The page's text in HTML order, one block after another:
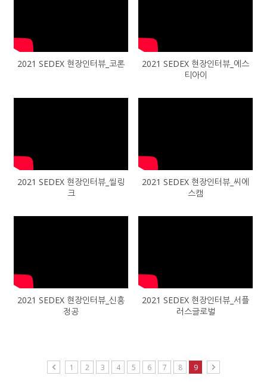
2021 SEDEX 현장인터뷰_코론
2021 SEDEX 현장인터뷰_에스
티아이
2021 SEDEX 현장인터뷰_씰링
크
2021 SEDEX 현장인터뷰_씨에
스캠
2021 SEDEX 현장인터뷰_신흥
정공
2021 SEDEX 현장인터뷰_서플
러스글로벌
1 2 3 4 5 6 7 8 9